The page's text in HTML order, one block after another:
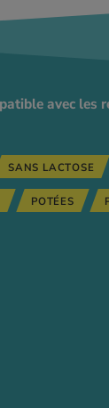
avec les
SANS LACTOSE
POTÉES